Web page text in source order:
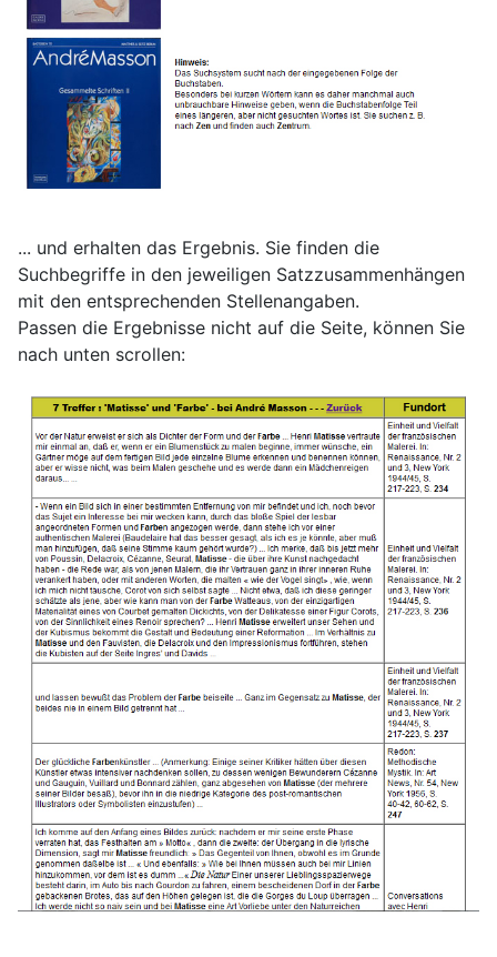
... und erhalten das Ergebnis. Sie finden die
Suchbegriffe in den jeweiligen Satzzusammenhängen
mit den entsprechenden Stellenangaben.
Passen die Ergebnisse nicht auf die Seite, können Sie
nach unten scrollen: